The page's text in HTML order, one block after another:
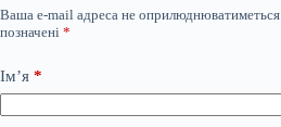
Ваша e-mail адреса не оприлюднюватиметься.
позначені *
Ім’я *